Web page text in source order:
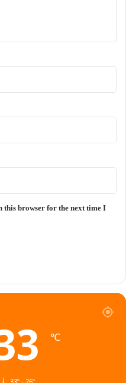
this browser for the next time I
℃